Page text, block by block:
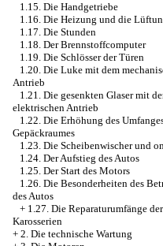
1.15. Die Handgetriebe
1.16. Die Heizung und die
1.17. Die Stunden
1.18. Der Brennstoffcomputer
1.19. Die Schlösser der Türen
1.20. Die Luke mit dem
Antrieb
1.21. Die gesenkten Glaser mit
elektrischen Antrieb
1.22. Die Erhöhung des
Gepäckraumes
1.23. Die Scheibenwischer und
1.24. Der Aufstieg des Autos
1.25. Der Start des Motors
1.26. Die Besonderheiten des
des Autos
+ 1.27. Die Reparaturumfänge der
Karosserien
+ 2. Die technische Wartung